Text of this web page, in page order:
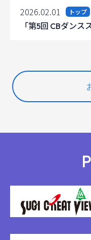
2026.02.01 トップ
「第5回 CBダン